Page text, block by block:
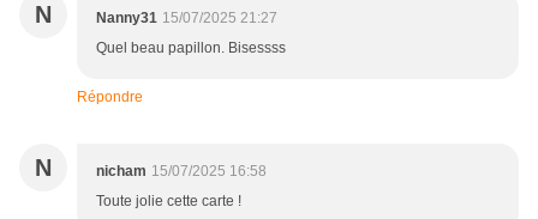
N Nanny31 15/07/2025 21:27
Quel beau papillon. Bisessss
Répondre
N nicham 15/07/2025 16:58
Toute jolie cette carte !